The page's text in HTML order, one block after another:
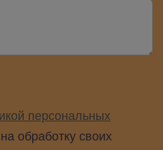
персональных
обработку своих